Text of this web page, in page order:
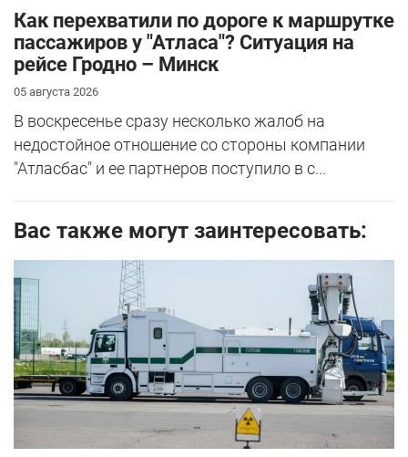
Как перехватили по дороге к маршрутке
пассажиров у "Атласа"? Ситуация на
рейсе Гродно – Минск
05 августа 2026
В воскресенье сразу несколько жалоб на
недостойное отношение со стороны компании
"Атласбас" и ее партнеров поступило в с...
Вас также могут заинтересовать: